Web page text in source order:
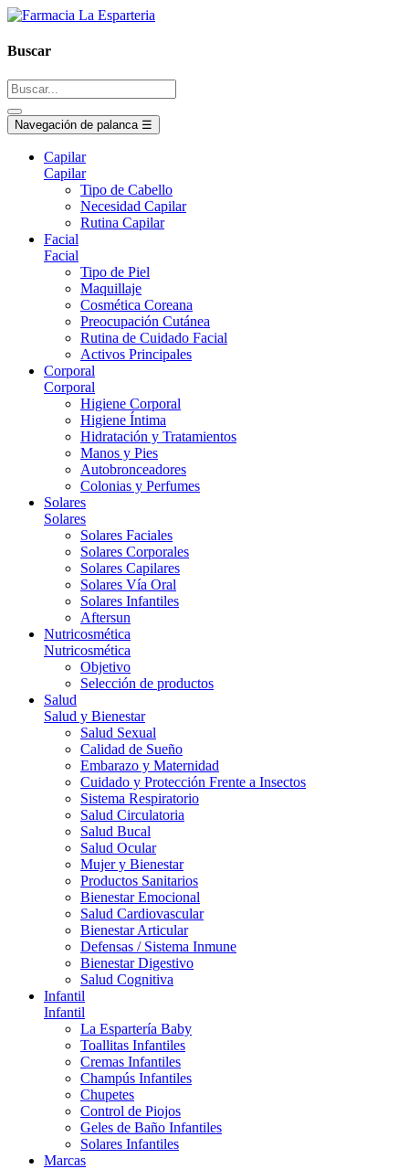
Buscar
Navegación de palanca ☰
Capilar
Capilar
Tipo de Cabello
Necesidad Capilar
Rutina Capilar
Facial
Facial
Tipo de Piel
Maquillaje
Cosmética Coreana
Preocupación Cutánea
Rutina de Cuidado Facial
Activos Principales
Corporal
Corporal
Higiene Corporal
Higiene Íntima
Hidratación y Tratamientos
Manos y Pies
Autobronceadores
Colonias y Perfumes
Solares
Solares
Solares Faciales
Solares Corporales
Solares Capilares
Solares Vía Oral
Solares Infantiles
Aftersun
Nutricosmética
Nutricosmética
Objetivo
Selección de productos
Salud
Salud y Bienestar
Salud Sexual
Calidad de Sueño
Embarazo y Maternidad
Cuidado y Protección Frente a Insectos
Sistema Respiratorio
Salud Circulatoria
Salud Bucal
Salud Ocular
Mujer y Bienestar
Productos Sanitarios
Bienestar Emocional
Salud Cardiovascular
Bienestar Articular
Defensas / Sistema Inmune
Bienestar Digestivo
Salud Cognitiva
Infantil
Infantil
La Espartería Baby
Toallitas Infantiles
Cremas Infantiles
Champús Infantiles
Chupetes
Control de Piojos
Geles de Baño Infantiles
Solares Infantiles
Marcas